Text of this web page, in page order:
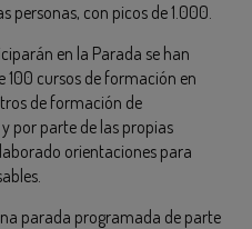
personas, con picos de 1.000.
en la Parada se han
cursos de formación en
de formación de
por parte de las propias
orientaciones para
parada programada de parte